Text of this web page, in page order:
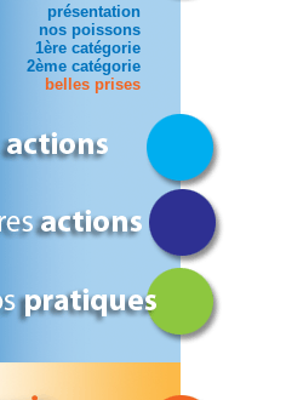
présentation
nos poissons
1ère catégorie
2ème catégorie
belles prises